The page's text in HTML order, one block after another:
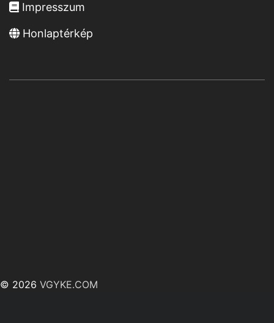
Impresszum
Honlaptérkép
© 2026 VGYKE.COM